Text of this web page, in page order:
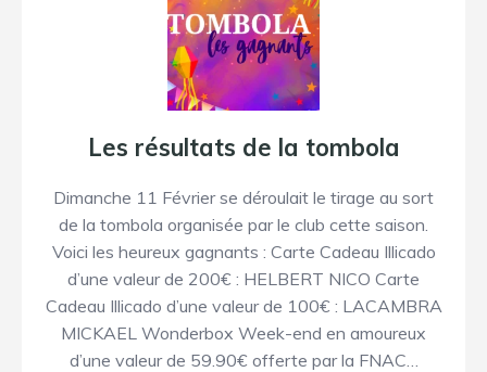
Les résultats de la tombola
Dimanche 11 Février se déroulait le tirage au sort
de la tombola organisée par le club cette saison.
Voici les heureux gagnants : Carte Cadeau Illicado
d’une valeur de 200€ : HELBERT NICO Carte
Cadeau Illicado d’une valeur de 100€ : LACAMBRA
MICKAEL Wonderbox Week-end en amoureux
d’une valeur de 59.90€ offerte par la FNAC…